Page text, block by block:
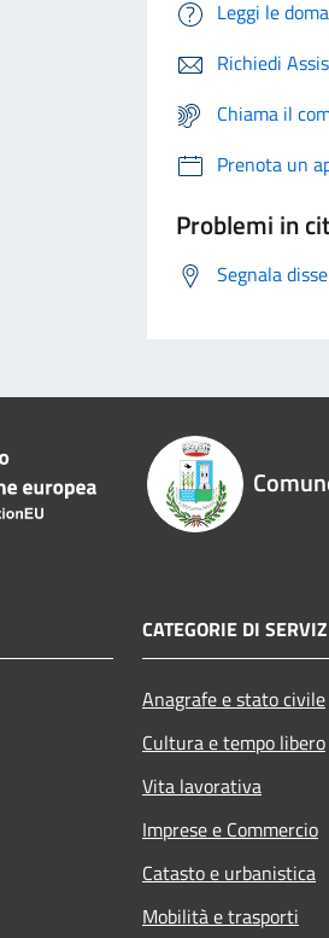
Leggi le
Richiedi
Chiama il
Prenota un
Problemi in
Segnala
CATEGORIE DI
Anagrafe e stato civile
Cultura e tempo libero
Vita lavorativa
Imprese e Commercio
Catasto e urbanistica
Mobilità e trasporti